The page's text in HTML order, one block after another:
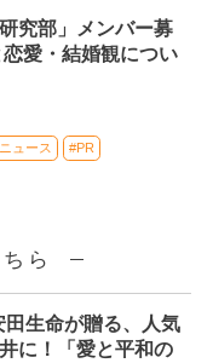
究部」メンバー募
愛・結婚観につい
ュース #PR
ら
田生命が贈る、人気
に！「愛と平和の